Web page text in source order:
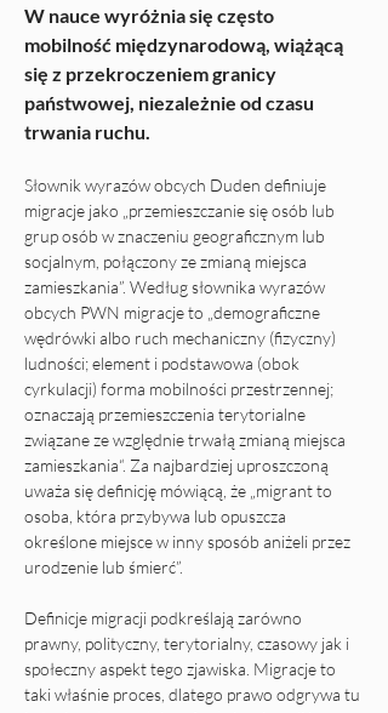
W nauce wyróżnia się często
mobilność międzynarodową, wiążącą
się z przekroczeniem granicy
państwowej, niezależnie od czasu
trwania ruchu.
Słownik wyrazów obcych Duden definiuje
migracje jako „przemieszczanie się osób lub
grup osób w znaczeniu geograficznym lub
socjalnym, połączony ze zmianą miejsca
zamieszkania”. Według słownika wyrazów
obcych PWN migracje to „demograficzne
wędrówki albo ruch mechaniczny (fizyczny)
ludności; element i podstawowa (obok
cyrkulacji) forma mobilności przestrzennej;
oznaczają przemieszczenia terytorialne
związane ze względnie trwałą zmianą miejsca
zamieszkania“. Za najbardziej uproszczoną
uważa się definicję mówiącą, że „migrant to
osoba, która przybywa lub opuszcza
określone miejsce w inny sposób aniżeli przez
urodzenie lub śmierć”.
Definicje migracji podkreślają zarówno
prawny, polityczny, terytorialny, czasowy jak i
społeczny aspekt tego zjawiska. Migracje to
taki właśnie proces, dlatego prawo odgrywa tu